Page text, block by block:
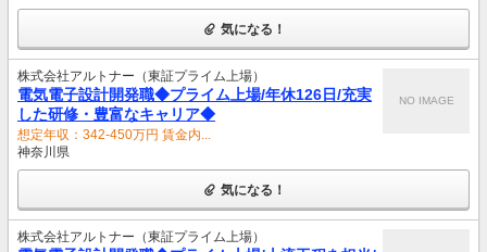
気になる！
株式会社アルトナー（東証プライム上場）
電気電子設計開発職◆プライム上場/年休126日/充実
した研修・豊富なキャリア◆
想定年収：342-450万円 賃金内...
神奈川県
NO IMAGE
気になる！
株式会社アルトナー（東証プライム上場）